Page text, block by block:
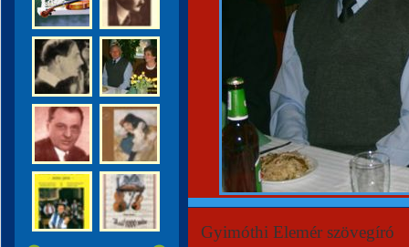
Gyimóthi Elemér szövegíró